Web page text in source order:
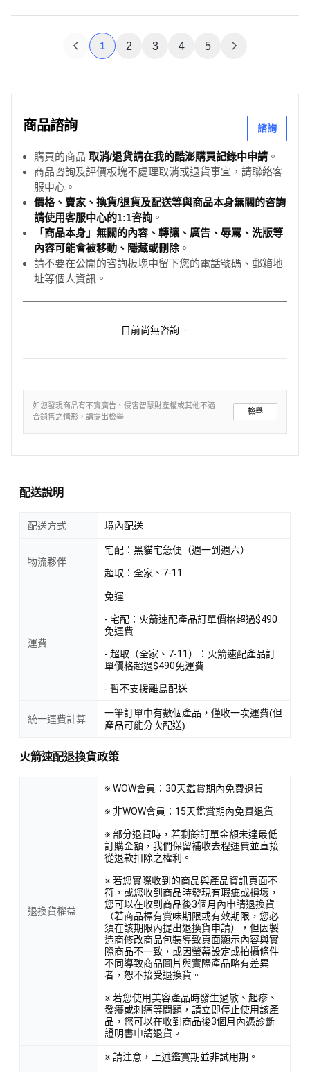
1 2 3 4 5
商品諮詢 諮詢
購買的商品 取消/退貨請在我的酷澎購買記錄中申請 。
商品咨詢及評價板塊不處理取消或退貨事宜，請聯絡客
服中心。
價格、賣家、換貨/退貨及配送等與商品本身無關的咨詢
請使用客服中心的1:1咨詢 。
「商品本身」無關的內容、轉讓、廣告、辱罵、洗版等
內容可能會被移動、隱藏或刪除。
請不要在公開的咨詢板塊中留下您的電話號碼、郵箱地
址等個人資訊。
目前尚無咨詢。
如您發現商品有不實廣告、侵害智慧財產權或其他不適
合銷售之情形，請提出檢舉
檢舉
配送說明
配送方式 境內配送
物流夥伴
宅配：黑貓宅急便（週一到週六）
超取：全家、7-11
運費
免運
- 宅配：火箭速配產品訂單價格超過$490
免運費
- 超取（全家、7-11）：火箭速配產品訂
單價格超過$490免運費
- 暫不支援離島配送
統一運費計算
一筆訂單中有數個產品，僅收一次運費(但
產品可能分次配送)
火箭速配退換貨政策
退換貨權益
※ WOW會員：30天鑑賞期內免費退貨
※ 非WOW會員：15天鑑賞期內免費退貨
※ 部分退貨時，若剩餘訂單金額未達最低
訂購金額，我們保留補收去程運費並直接
從退款扣除之權利。
※ 若您實際收到的商品與產品資訊頁面不
符，或您收到商品時發現有瑕疵或損壞，
您可以在收到商品後3個月內申請退換貨
（若商品標有賞味期限或有效期限，您必
須在該期限內提出退換貨申請），但因製
造商修改商品包裝導致頁面顯示內容與實
際商品不一致，或因螢幕設定或拍攝條件
不同導致商品圖片與實際產品略有差異
者，恕不接受退換貨。
※ 若您使用美容產品時發生過敏、起疹、
發癢或刺痛等問題，請立即停止使用該產
品，您可以在收到商品後3個月內憑診斷
證明書申請退貨。
※ 請注意，上述鑑賞期並非試用期。